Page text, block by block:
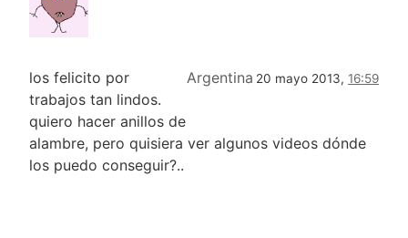
Argentina 20 mayo 2013, 16:59
los felicito por
trabajos tan lindos.
quiero hacer anillos de
alambre, pero quisiera ver algunos videos dónde
los puedo conseguir?..